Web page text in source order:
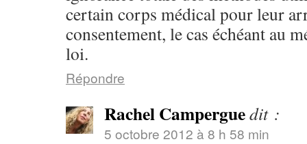
certain corps médical pour leur
consentement, le cas échéant au
loi.
Répondre
Rachel Camperguedit :
5 octobre 2012 à 8 h 58 min